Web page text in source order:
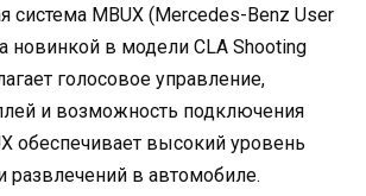
система MBUX (Mercedes-Benz User
новинкой в модели CLA Shooting
голосовое управление,
и возможность подключения
обеспечивает высокий уровень
развлечений в автомобиле.